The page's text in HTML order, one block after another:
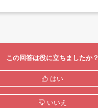
この回答は役に立ちましたか？
はい
いいえ